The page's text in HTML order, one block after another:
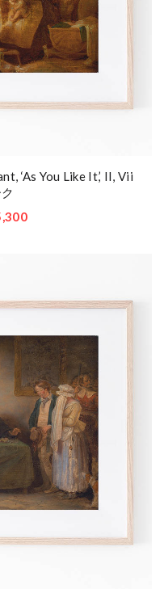
‘As You Like It,’ II, Vii